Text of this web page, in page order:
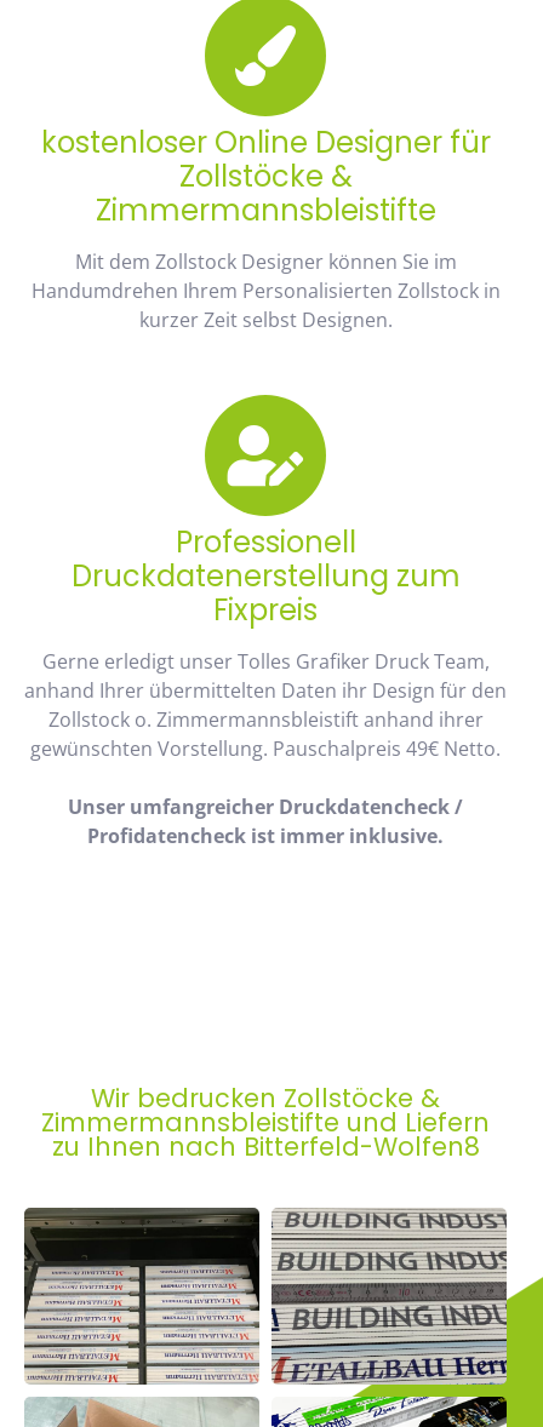
kostenloser Online Designer für
Zollstöcke &
Zimmermannsbleistifte
Mit dem Zollstock Designer können Sie im
Handumdrehen Ihrem Personalisierten Zollstock in
kurzer Zeit selbst Designen.
Professionell
Druckdatenerstellung zum
Fixpreis
Gerne erledigt unser Tolles Grafiker Druck Team,
anhand Ihrer übermittelten Daten ihr Design für den
Zollstock o. Zimmermannsbleistift anhand ihrer
gewünschten Vorstellung. Pauschalpreis 49€ Netto.
Unser umfangreicher Druckdatencheck /
Profidatencheck ist immer inklusive.
Wir bedrucken Zollstöcke &
Zimmermannsbleistifte und Liefern
zu Ihnen nach Bitterfeld-Wolfen8